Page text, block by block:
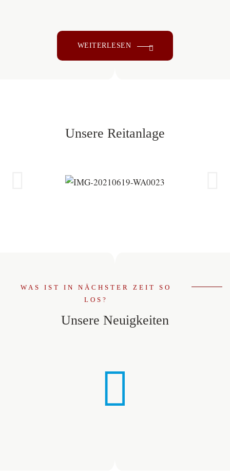
WEITERLESEN
Unsere Reitanlage
WAS IST IN NÄCHSTER ZEIT SO
LOS?
Unsere Neuigkeiten